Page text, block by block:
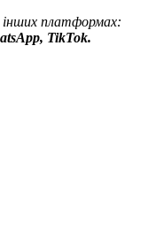
інших платформах:
TikTok.